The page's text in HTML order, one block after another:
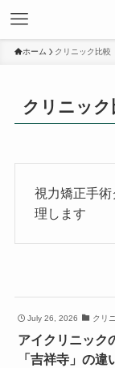
ホーム クリニック比較
クリニック
視力矯正手
理します
July 26, 2026 クリ
アイクリニック
「吉祥寺」の違